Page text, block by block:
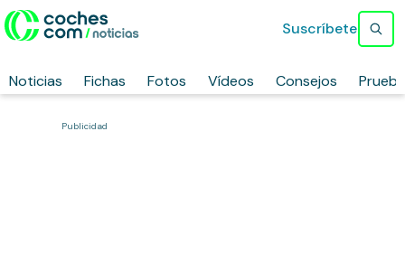
Noticias Fichas Fotos Vídeos Consejos
Suscríbete
Publicidad